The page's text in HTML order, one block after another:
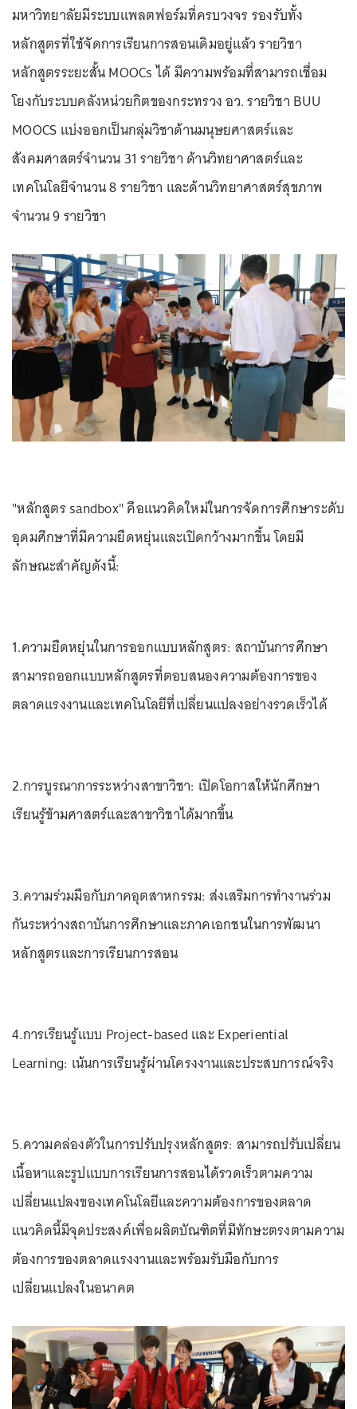
มหาวิทยาลัยมีระบบแพลตฟอร์มที่ครบวงจร รองรับทั้ง
หลักสูตรที่ใช้จัดการเรียนการสอนเดิมอยู่แล้ว รายวิชา
หลักสูตรระยะสั้น MOOCs ได้ มีความพร้อมที่สามารถเชื่อม
โยงกับระบบคลังหน่วยกิตของกระทรวง อว. รายวิชา BUU
MOOCS แบ่งออกเป็นกลุ่มวิชาด้านมนุษยศาสตร์และ
สังคมศาสตร์จำนวน 31 รายวิชา ด้านวิทยาศาสตร์และ
เทคโนโลยีจำนวน 8 รายวิชา และด้านวิทยาศาสตร์สุขภาพ
จำนวน 9 รายวิชา
"หลักสูตร sandbox" คือแนวคิดใหม่ในการจัดการศึกษาระดับ
อุดมศึกษาที่มีความยืดหยุ่นและเปิดกว้างมากขึ้น โดยมี
ลักษณะสำคัญดังนี้:
1.ความยืดหยุ่นในการออกแบบหลักสูตร: สถาบันการศึกษา
สามารถออกแบบหลักสูตรที่ตอบสนองความต้องการของ
ตลาดแรงงานและเทคโนโลยีที่เปลี่ยนแปลงอย่างรวดเร็วได้
2.การบูรณาการระหว่างสาขาวิชา: เปิดโอกาสให้นักศึกษา
เรียนรู้ข้ามศาสตร์และสาขาวิชาได้มากขึ้น
3.ความร่วมมือกับภาคอุตสาหกรรม: ส่งเสริมการทำงานร่วม
กันระหว่างสถาบันการศึกษาและภาคเอกชนในการพัฒนา
หลักสูตรและการเรียนการสอน
4.การเรียนรู้แบบ Project-based และ Experiential
Learning: เน้นการเรียนรู้ผ่านโครงงานและประสบการณ์จริง
5.ความคล่องตัวในการปรับปรุงหลักสูตร: สามารถปรับเปลี่ยน
เนื้อหาและรูปแบบการเรียนการสอนได้รวดเร็วตามความ
เปลี่ยนแปลงของเทคโนโลยีและความต้องการของตลาด
แนวคิดนี้มีจุดประสงค์เพื่อผลิตบัณฑิตที่มีทักษะตรงตามความ
ต้องการของตลาดแรงงานและพร้อมรับมือกับการ
เปลี่ยนแปลงในอนาคต